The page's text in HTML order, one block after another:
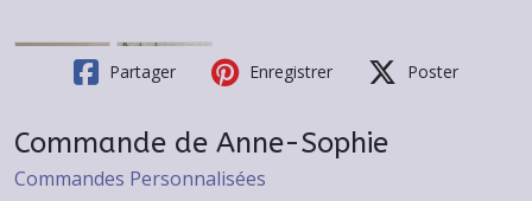
Partager Enregistrer Poster
Commande de Anne-Sophie
Commandes Personnalisées